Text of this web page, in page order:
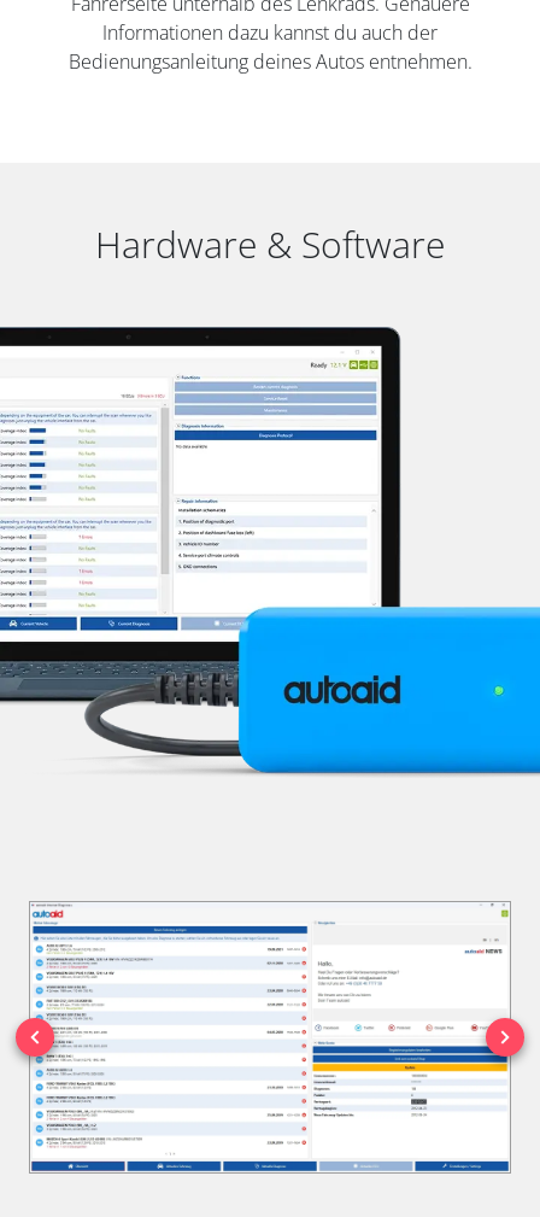
Informationen dazu kannst du auch der
Bedienungsanleitung deines Autos entnehmen.
Hardware & Software